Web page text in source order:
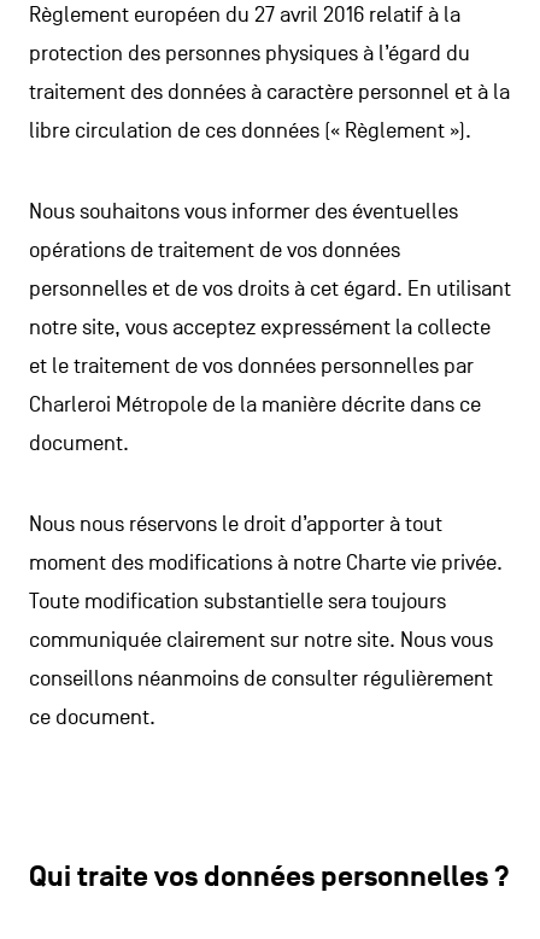
Règlement européen du 27 avril 2016 relatif à la
protection des personnes physiques à l’égard du
traitement des données à caractère personnel et à la
libre circulation de ces données (« Règlement »).
Nous souhaitons vous informer des éventuelles
opérations de traitement de vos données
personnelles et de vos droits à cet égard. En utilisant
notre site, vous acceptez expressément la collecte
et le traitement de vos données personnelles par
Charleroi Métropole de la manière décrite dans ce
document.
Nous nous réservons le droit d’apporter à tout
moment des modifications à notre Charte vie privée.
Toute modification substantielle sera toujours
communiquée clairement sur notre site. Nous vous
conseillons néanmoins de consulter régulièrement
ce document.
Qui traite vos données personnelles ?